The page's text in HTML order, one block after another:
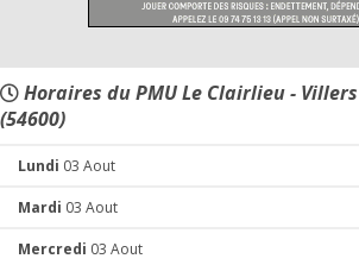
Horaires du PMU Le Clairlieu -
(54600)
Lundi 03 Aout
Mardi 03 Aout
Mercredi 03 Aout